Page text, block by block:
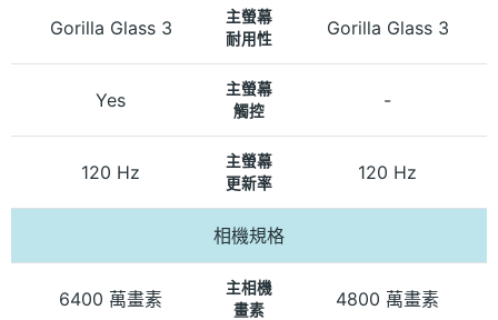
Gorilla Glass 3
主螢幕
耐用性
Gorilla Glass 3
Yes
主螢幕
觸控
-
120 Hz
主螢幕
更新率
120 Hz
相機規格
6400 萬畫素
主相機
畫素
4800 萬畫素